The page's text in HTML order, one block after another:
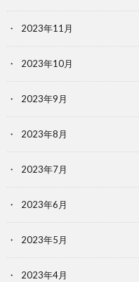
2023年11月
2023年10月
2023年9月
2023年8月
2023年7月
2023年6月
2023年5月
2023年4月